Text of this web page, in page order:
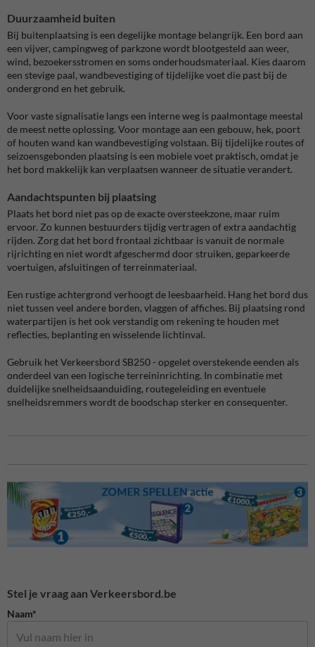
Duurzaamheid buiten
Bij buitenplaatsing is een degelijke montage belangrijk. Een bord aan
een vijver, campingweg of parkzone wordt blootgesteld aan weer,
wind, bezoekersstromen en soms onderhoudsmateriaal. Kies daarom
een stevige paal, wandbevestiging of tijdelijke voet die past bij de
ondergrond en het gebruik.
Voor vaste signalisatie langs een interne weg is paalmontage meestal
de meest nette oplossing. Voor montage aan een gebouw, hek, poort
of houten wand kan wandbevestiging volstaan. Bij tijdelijke routes of
seizoensgebonden plaatsing is een mobiele voet praktisch, omdat je
het bord makkelijk kan verplaatsen wanneer de situatie verandert.
Aandachtspunten bij plaatsing
Plaats het bord niet pas op de exacte oversteekzone, maar ruim
ervoor. Zo kunnen bestuurders tijdig vertragen of extra aandachtig
rijden. Zorg dat het bord frontaal zichtbaar is vanuit de normale
rijrichting en niet wordt afgeschermd door struiken, geparkeerde
voertuigen, afsluitingen of terreinmateriaal.
Een rustige achtergrond verhoogt de leesbaarheid. Hang het bord dus
niet tussen veel andere borden, vlaggen of affiches. Bij plaatsing rond
waterpartijen is het ook verstandig om rekening te houden met
reflecties, beplanting en wisselende lichtinval.
Gebruik het Verkeersbord SB250 - opgelet overstekende eenden als
onderdeel van een logische terreininrichting. In combinatie met
duidelijke snelheidsaanduiding, routegeleiding en eventuele
snelheidsremmers wordt de boodschap sterker en consequenter.
Stel je vraag aan Verkeersbord.be
Naam*